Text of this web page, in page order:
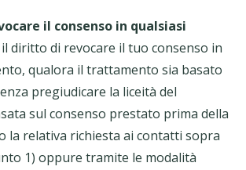
il consenso in qualsiasi
il diritto di revocare il tuo consenso in
qualora il trattamento sia basato
pregiudicare la liceità del
sul consenso prestato prima della
la relativa richiesta ai contatti sopra
1) oppure tramite le modalità